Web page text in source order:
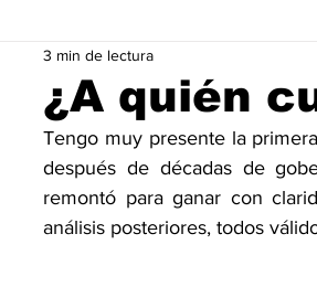
Soluciones
¿A quién
3 min de lectura
Tengo muy presente la
después de décadas de
remontó para ganar con
análisis posteriores, todos